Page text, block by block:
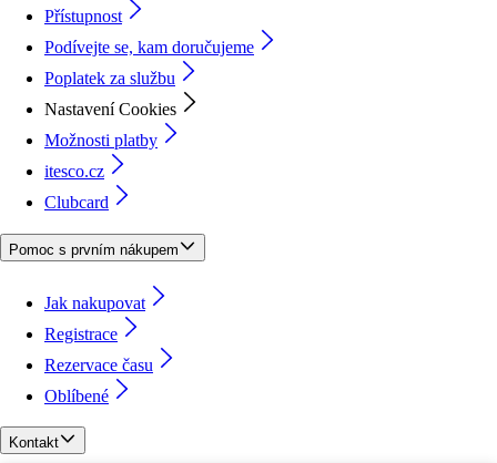
Přístupnost
Podívejte se, kam doručujeme
Poplatek za službu
Nastavení Cookies
Možnosti platby
itesco.cz
Clubcard
Pomoc s prvním nákupem
Jak nakupovat
Registrace
Rezervace času
Oblíbené
Kontakt